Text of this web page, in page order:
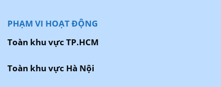
PHẠM VI HOẠT ĐỘNG
Toàn khu vực TP.HCM
Toàn khu vực Hà Nội